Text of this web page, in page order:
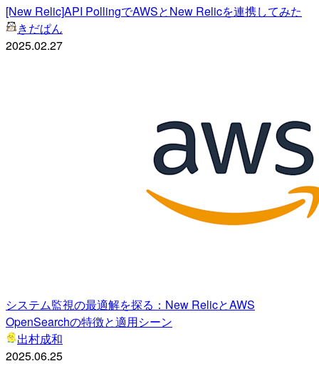
[New Relic]API PollingでAWSとNew Relicを連携してみた
きだぱん
2025.02.27
システム監視の最適解を探る：New RelicとAWS
OpenSearchの特徴と適用シーン
出村成和
2025.06.25